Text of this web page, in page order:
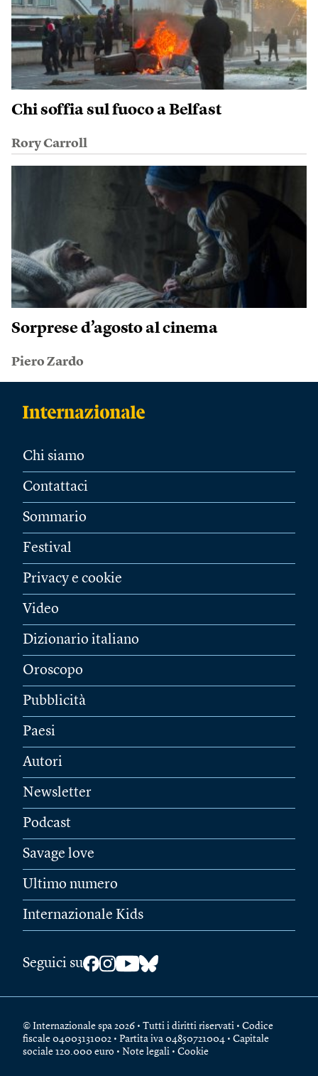
Chi soffia sul fuoco a Belfast
Rory Carroll
Sorprese d’agosto al cinema
Piero Zardo
Chi siamo
Contattaci
Sommario
Festival
Privacy e cookie
Video
Dizionario italiano
Oroscopo
Pubblicità
Paesi
Autori
Newsletter
Podcast
Savage love
Ultimo numero
Internazionale Kids
Seguici su
© Internazionale spa 2026 • Tutti i diritti riservati • Codice
fiscale 04003131002 • Partita iva 04850721004 • Capitale
sociale 120.000 euro • Note legali • Cookie